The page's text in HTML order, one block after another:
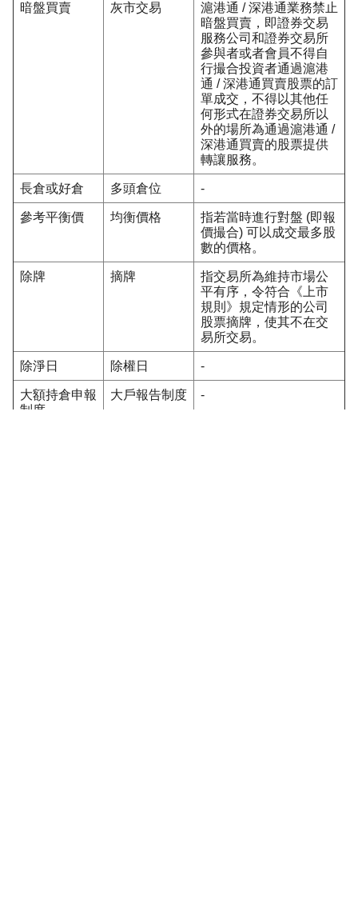
暗盤買賣 灰市交易
滬港通 / 深港通業務禁止
暗盤買賣，即證券交易
服務公司和證券交易所
參與者或者會員不得自
行撮合投資者通過滬港
通 / 深港通買賣股票的訂
單成交，不得以其他任
何形式在證券交易所以
外的場所為通過滬港通 /
深港通買賣的股票提供
轉讓服務。
長倉或好倉 多頭倉位 -
參考平衡價 均衡價格
指若當時進行對盤 (即報
價撮合) 可以成交最多股
數的價格。
除牌 摘牌
指交易所為維持市場公
平有序，令符合《上市
規則》規定情形的公司
股票摘牌，使其不在交
易所交易。
除淨日 除權日 -
大額持倉申報
制度
大戶報告制度 -